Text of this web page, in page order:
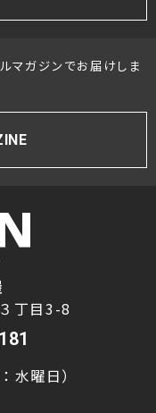
マガジンでお届けしま
丁目3-8
水曜日）